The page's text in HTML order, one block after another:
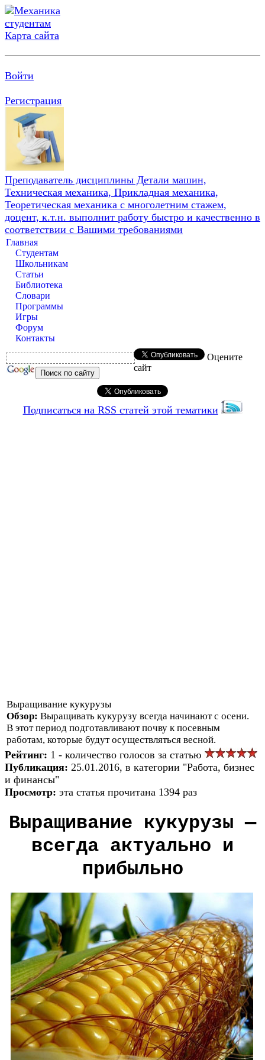
Карта сайта
Войти
Регистрация
Преподаватель дисциплины Детали машин,
Техническая механика, Прикладная механика,
Теоретическая механика с многолетним стажем,
доцент, к.т.н. выполнит работу быстро и качественно в
соответствии с Вашими требованиями
Главная
Студентам
Школьникам
Статьи
Библиотека
Словари
Программы
Игры
Форум
Контакты
Оцените
сайт
Подписаться на RSS статей этой тематики
Выращивание кукурузы
Обзор: Выращивать кукурузу всегда начинают с осени.
В этот период подготавливают почву к посевным
работам, которые будут осуществляться весной.
Рейтинг: 1 - количество голосов за статью
Публикация: 25.01.2016, в категории "Работа, бизнес
и финансы"
Просмотр: эта статья прочитана 1394 раз
Выращивание кукурузы —
всегда актуально и
прибыльно